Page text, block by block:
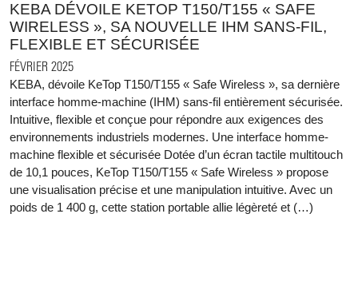
KEBA DÉVOILE KETOP T150/T155 « SAFE
WIRELESS », SA NOUVELLE IHM SANS-FIL,
FLEXIBLE ET SÉCURISÉE
FÉVRIER 2025
KEBA, dévoile KeTop T150/T155 « Safe Wireless », sa dernière
interface homme-machine (IHM) sans-fil entièrement sécurisée.
Intuitive, flexible et conçue pour répondre aux exigences des
environnements industriels modernes. Une interface homme-
machine flexible et sécurisée Dotée d’un écran tactile multitouch
de 10,1 pouces, KeTop T150/T155 « Safe Wireless » propose
une visualisation précise et une manipulation intuitive. Avec un
poids de 1 400 g, cette station portable allie légèreté et (…)